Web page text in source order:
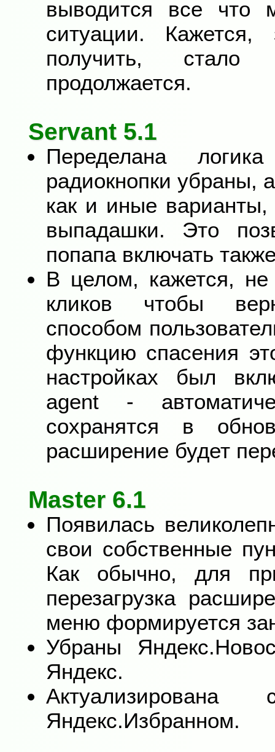
выводится все что
ситуации. Кажется,
получить, стало
продолжается.
Servant 5.1
Переделана
радиокнопки убраны,
как и иные
выпадашки. Это
попапа включать
В целом, кажется, не
кликов чтобы
способом
функцию спасения
настройках был
agent -
сохранятся в
расширение будет
Master 6.1
Появилась
свои собственные
Как обычно, для
перезагрузка
меню формируется
Убраны
Яндекс.
Яндекс.Избранном.